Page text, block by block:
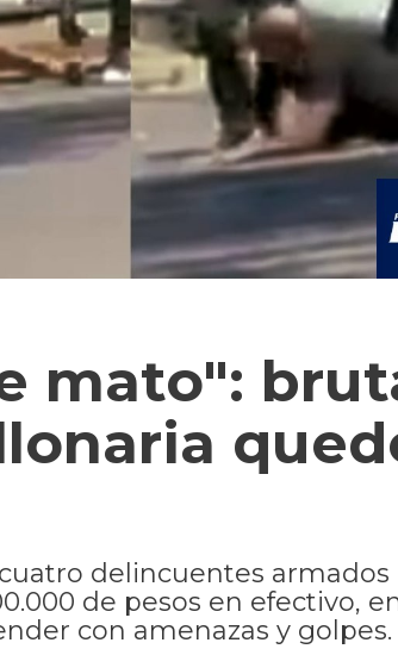
mato":
delincuentes
de pesos en efectivo,
con amenazas y golpes.